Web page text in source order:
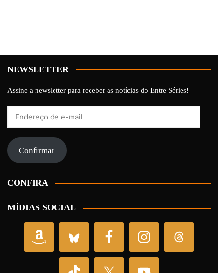
NEWSLETTER
Assine a newsletter para receber as notícias do Entre Séries!
mail Confirmar
CONFIRA
MÍDIAS SOCIAL